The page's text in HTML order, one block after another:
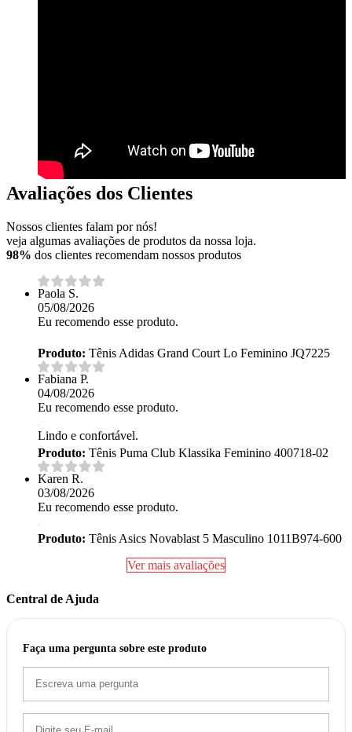
Avaliações dos Clientes
Nossos clientes falam por nós!
veja algumas avaliações de produtos da nossa loja.
98% dos clientes recomendam nossos produtos
Paola S.
05/08/2026
Eu recomendo esse produto.
Produto: Tênis Adidas Grand Court Lo Feminino JQ7225
Fabiana P.
04/08/2026
Eu recomendo esse produto.
Lindo e confortável.
Produto: Tênis Puma Club Klassika Feminino 400718-02
Karen R.
03/08/2026
Eu recomendo esse produto.
Produto: Tênis Asics Novablast 5 Masculino 1011B974-600
Ver mais avaliações
Central de Ajuda
Faça uma pergunta sobre este produto